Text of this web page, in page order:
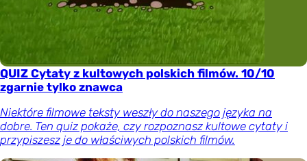
QUIZ Cytaty z kultowych polskich filmów. 10/10
zgarnie tylko znawca
Niektóre filmowe teksty weszły do naszego języka na
dobre. Ten quiz pokaże, czy rozpoznasz kultowe cytaty i
przypiszesz je do właściwych polskich filmów.